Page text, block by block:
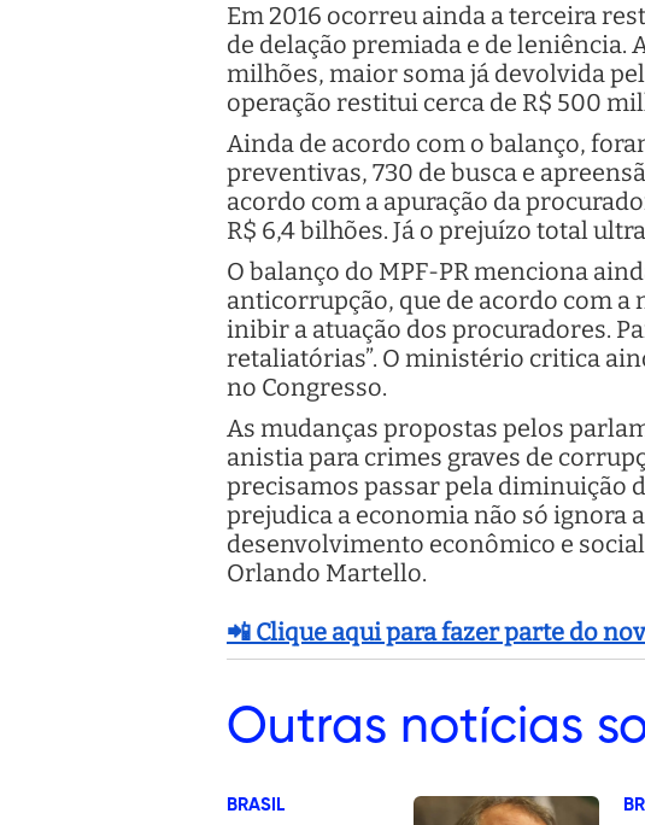
Em 2016 ocorreu ainda a terceira
de delação premiada e de leniência.
milhões, maior soma já devolvida
operação restitui cerca de R$ 500
Ainda de acordo com o balanço,
preventivas, 730 de busca e
acordo com a apuração da
R$ 6,4 bilhões. Já o prejuízo total
O balanço do MPF-PR menciona
anticorrupção, que de acordo com a
inibir a atuação dos procuradores.
retaliatórias”. O ministério critica
no Congresso.
As mudanças propostas pelos
anistia para crimes graves de
precisamos passar pela diminuição
prejudica a economia não só ignora
desenvolvimento econômico e
Orlando Martello.
📲 Clique aqui para fazer parte do
Outras notícias
BRASIL